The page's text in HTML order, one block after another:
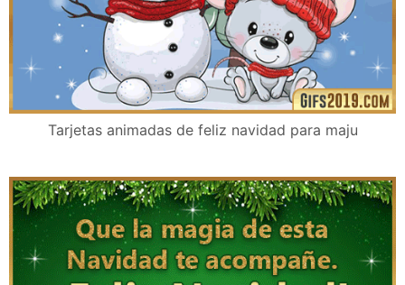
Tarjetas animadas de feliz navidad para maju